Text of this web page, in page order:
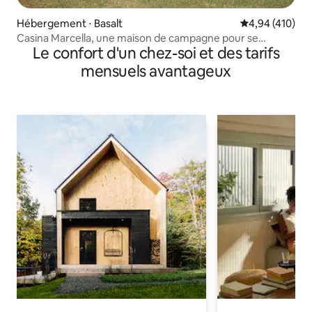
Hébergement ⋅ Basalt Évaluation
4,94 (410)
Casina Marcella, une maison de campagne pour se
détendre
Le confort d'un chez-soi et des tarifs
mensuels avantageux